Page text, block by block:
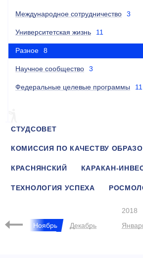
Международное сотрудничество 3
Университетская жизнь 11
Разное 8
Научное сообщество 3
Федеральные целевые программы 11
СТУДСОВЕТ
КОМИССИЯ ПО КАЧЕСТВУ
КРАСНЯНСКИЙ КАРАКАН-
ТЕХНОЛОГИЯ УСПЕХА
НОРНИКЕЛЬ
Ноябрь Декабрь
2018